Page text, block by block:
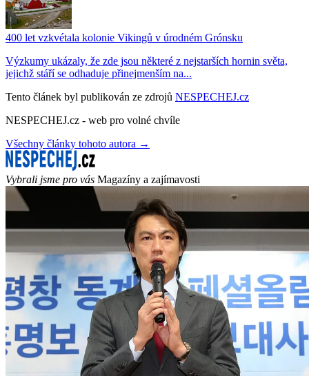
400 let vzkvétala kolonie Vikingů v úrodném Grónsku
Výzkumy ukázaly, že zde jsou některé z nejstarších hornin světa,
jejichž stáří se odhaduje přinejmenším na...
Tento článek byl publikován ze zdrojů NESPECHEJ.cz
NESPECHEJ.cz - web pro volné chvíle
Všechny články tohoto autora →
Vybrali jsme pro vás Magazíny a zajímavosti